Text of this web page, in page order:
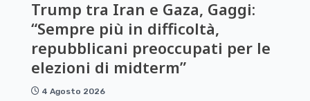
Trump tra Iran e Gaza, Gaggi:
“Sempre più in difficoltà,
repubblicani preoccupati per le
elezioni di midterm”
4 Agosto 2026